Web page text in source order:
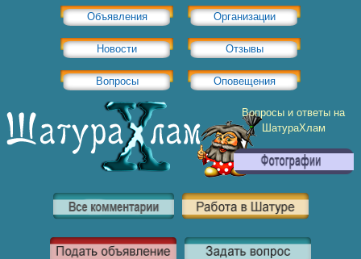
Объявления Организации
Новости Отзывы
Вопросы Оповещения
Вопросы и ответы на
ШатураХлам